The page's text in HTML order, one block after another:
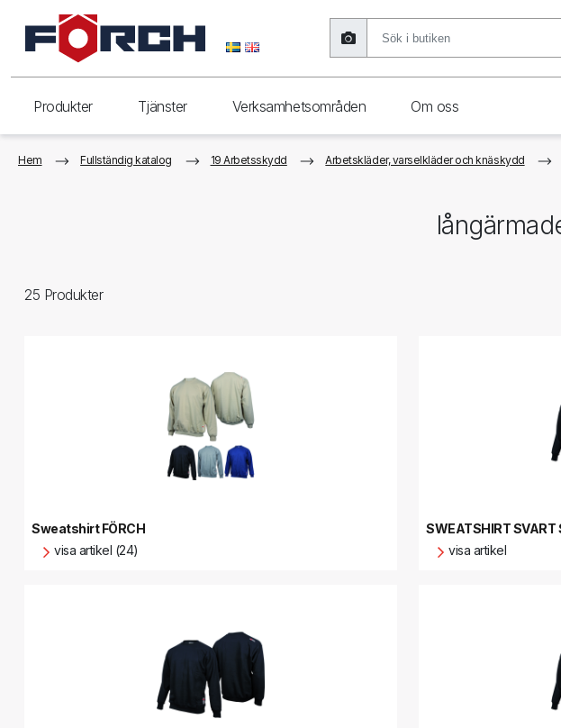
Produkter Tjänster Verksamhetsområden Om oss
Hem Fullständig katalog 19 Arbetsskydd Arbetskläder, varselkläder och knäskydd
25 Produkter
Sweatshirt FÖRCH
visa artikel (24)
SWEATSHIRT SVART
visa artikel